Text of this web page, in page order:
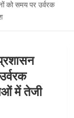
को समय पर उर्वरक
में तेजी